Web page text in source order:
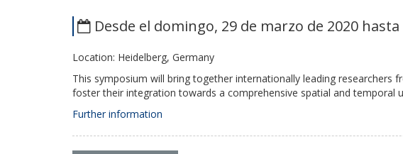
Desde el domingo, 29 de marzo de 2020
Location: Heidelberg, Germany
This symposium will bring together internationally leading
foster their integration towards a comprehensive spatial and
Further information